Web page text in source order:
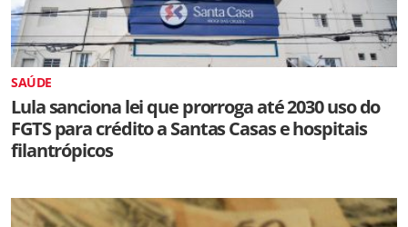
SAÚDE
Lula sanciona lei que prorroga até 2030 uso do
FGTS para crédito a Santas Casas e hospitais
filantrópicos